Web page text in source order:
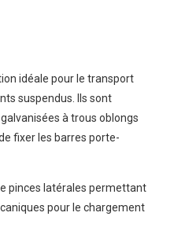
idéale pour le transport
suspendus. Ils sont
à trous oblongs
fixer les barres porte-
pinces latérales permettant
pour le chargement